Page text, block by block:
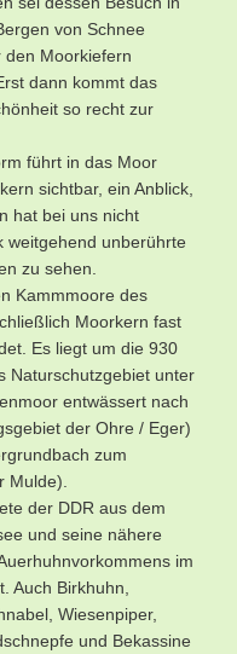
von Schnee
den Moorkiefern
dann kommt das
so recht zur
führt in das Moor
sichtbar, ein Anblick,
hat bei uns nicht
weitgehend unberührte
zu sehen.
Kammmoore des
Moorkern fast
Es liegt um die 930
Naturschutzgebiet unter
entwässert nach
der Ohre / Eger)
zum
Mulde).
der DDR aus dem
und seine nähere
im
Auch Birkhuhn,
Wiesenpiper,
und Bekassine